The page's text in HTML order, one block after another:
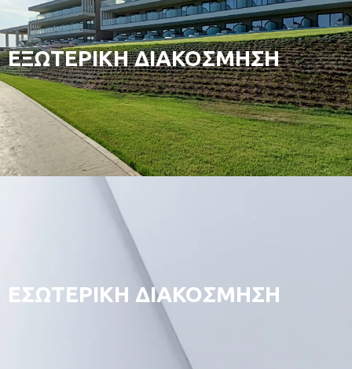
ΕΞΩΤΕΡΙΚΗ ΔΙΑΚΟΣΜΗΣΗ
ΕΣΩΤΕΡΙΚΗ ΔΙΑΚΟΣΜΗΣΗ